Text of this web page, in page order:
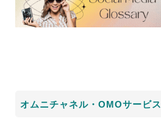
オムニチャネル・OMOサービス